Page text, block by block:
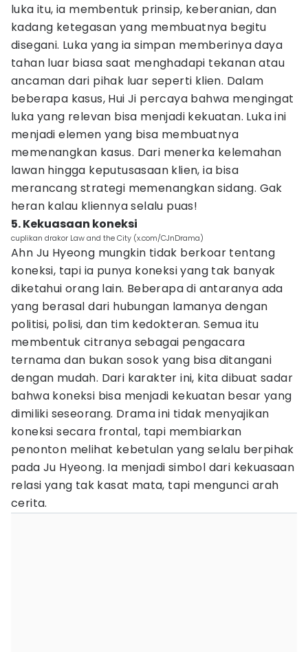
luka itu, ia membentuk prinsip, keberanian, dan
kadang ketegasan yang membuatnya begitu
disegani. Luka yang ia simpan memberinya daya
tahan luar biasa saat menghadapi tekanan atau
ancaman dari pihak luar seperti klien. Dalam
beberapa kasus, Hui Ji percaya bahwa mengingat
luka yang relevan bisa menjadi kekuatan. Luka ini
menjadi elemen yang bisa membuatnya
memenangkan kasus. Dari menerka kelemahan
lawan hingga keputusasaan klien, ia bisa
merancang strategi memenangkan sidang. Gak
heran kalau kliennya selalu puas!
5. Kekuasaan koneksi
cuplikan drakor Law and the City (x.com/CJnDrama)
Ahn Ju Hyeong mungkin tidak berkoar tentang
koneksi, tapi ia punya koneksi yang tak banyak
diketahui orang lain. Beberapa di antaranya ada
yang berasal dari hubungan lamanya dengan
politisi, polisi, dan tim kedokteran. Semua itu
membentuk citranya sebagai pengacara
ternama dan bukan sosok yang bisa ditangani
dengan mudah. Dari karakter ini, kita dibuat sadar
bahwa koneksi bisa menjadi kekuatan besar yang
dimiliki seseorang. Drama ini tidak menyajikan
koneksi secara frontal, tapi membiarkan
penonton melihat kebetulan yang selalu berpihak
pada Ju Hyeong. Ia menjadi simbol dari kekuasaan
relasi yang tak kasat mata, tapi mengunci arah
cerita.